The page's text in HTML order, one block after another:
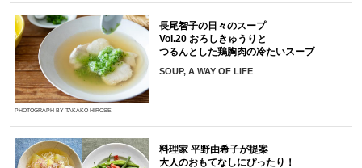
PHOTOGRAPH BY TAKAKO HIROSE
長尾智子の日々のスープ
Vol.20 おろしきゅうりと
つるんとした鶏胸肉の冷たいスープ
SOUP, A WAY OF LIFE
料理家 平野由希子が提案
大人のおもてなしにぴったり！